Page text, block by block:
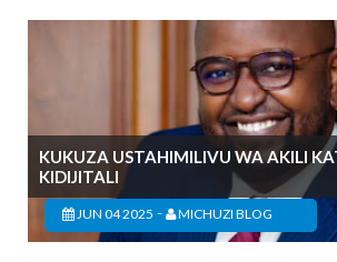
KUKUZA USTAHIMILIVU WA AKILI
KIDIJITALI
JUN 04 2025 - MICHUZI BLOG